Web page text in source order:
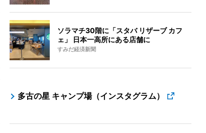
ソラマチ30階に「スタバ リザーブ カフ
ェ」 日本一高所にある店舗に
すみだ経済新聞
多古の星 キャンプ場（インスタグラム）